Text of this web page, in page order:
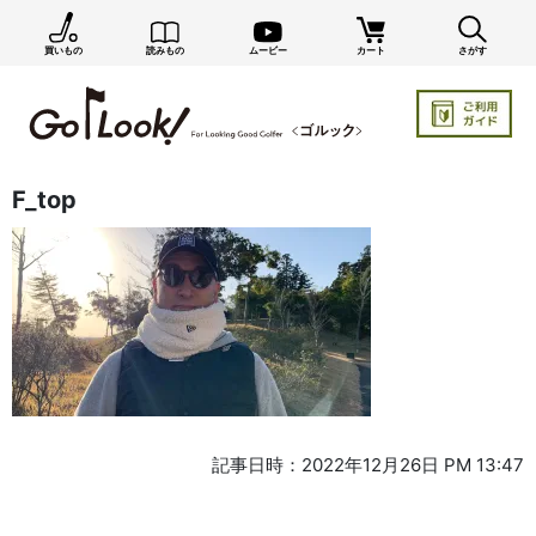
買いもの 読みもの ムービー カート さがす
F_top
記事日時：2022年12月26日 PM 13:47